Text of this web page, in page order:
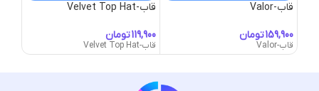
قاب-Valor
تومان
قاب-Valor
قاب-Velvet Top Hat
تومان
قاب-Velvet Top Hat